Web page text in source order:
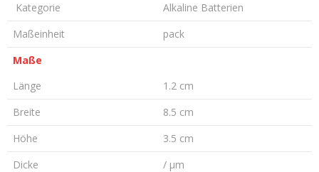
Kategorie
Alkaline Batterien
Maßeinheit
pack
Maße
Länge
1.2 cm
Breite
8.5 cm
Höhe
3.5 cm
Dicke
/ µm